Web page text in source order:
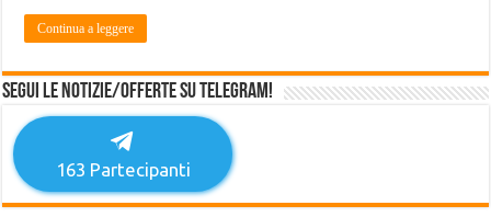
Continua a leggere
Segui le notizie/offerte su Telegram!
163 Partecipanti